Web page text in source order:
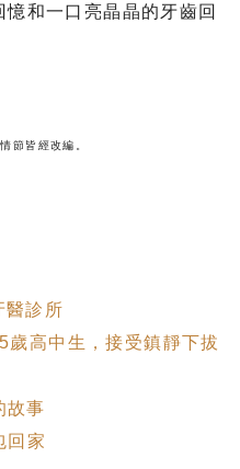
和一口亮晶晶的牙齒回
節皆經改編。
醫診所
歲高中生，接受鎮靜下拔
故事
回家